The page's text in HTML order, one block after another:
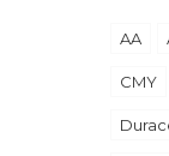
AA
CMY